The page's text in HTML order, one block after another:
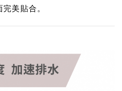
美貼合。